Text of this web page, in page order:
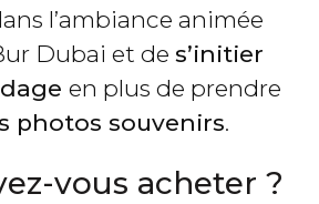
l’ambiance animée
Dubai et de s’initier
en plus de prendre
photos souvenirs.
vous acheter ?